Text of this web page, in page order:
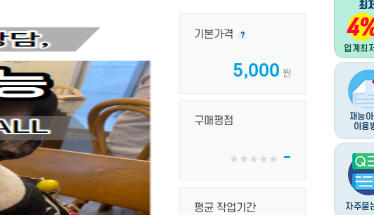
기본가격 ?
5,000 원
구매평점
-
평균 작업기간